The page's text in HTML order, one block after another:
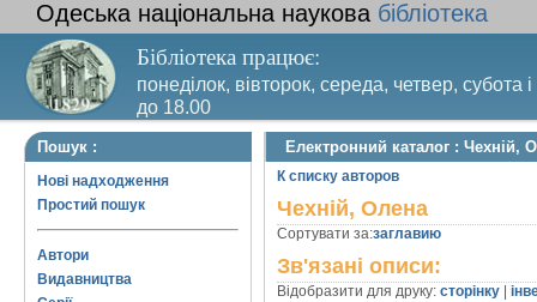
Одеська національна наукова бібліотека
Бібліотека працює:
понеділок, вівторок, середа, четвер, субота
до 18.00
Вихідний день – п’ятниця. Останній четвер
Пошук :
Нові надходження
Простий пошук
Автори
Видавництва
Електронний каталог : Чехній,
К списку авторов
Чехній, Олена
Сортувати за:заглавию
Зв'язані описи:
Відобразити для друку: сторінку